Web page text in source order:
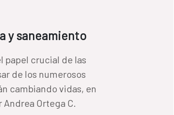
y saneamiento
papel crucial de las
de los numerosos
cambiando vidas, en
acceso a agua potable y saneamiento. Por Andrea Ortega C.